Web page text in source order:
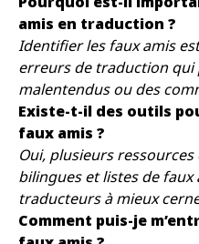
amis en traduction ?
Identifier les faux amis
erreurs de traduction
malentendus ou des
Existe-t-il des outils
faux amis ?
Oui, plusieurs
bilingues et listes de
traducteurs à mieux
Comment puis-je